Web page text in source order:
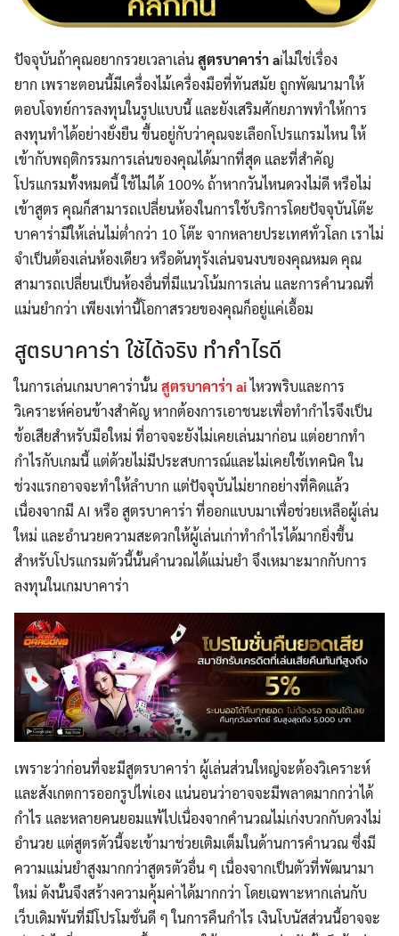
ปัจจุบันถ้าคุณอยากรวยเวลาเล่นสูตรบาคาร่า aiไม่ใช่เรื่อง
ยาก เพราะตอนนี้มีเครื่องไม้เครื่องมือที่ทันสมัย ถูกพัฒนามาให้
ตอบโจทย์การลงทุนในรูปแบบนี้ และยังเสริมศักยภาพทำให้การ
ลงทุนทำได้อย่างยั่งยืน ขึ้นอยู่กับว่าคุณจะเลือกโปรแกรมไหน ให้
เข้ากับพฤติกรรมการเล่นของคุณได้มากที่สุด และที่สำคัญ
โปรแกรมทั้งหมดนี้ ใช้ไม่ได้ 100% ถ้าหากวันไหนดวงไม่ดี หรือไม่
เข้าสูตร คุณก็สามารถเปลี่ยนห้องในการใช้บริการโดยปัจจุบันโต๊ะ
บาคาร่ามีให้เล่นไม่ต่ำกว่า 10 โต๊ะ จากหลายประเทศทั่วโลก เราไม่
จำเป็นต้องเล่นห้องเดียว หรือดันทุรังเล่นจนงบของคุณหมด คุณ
สามารถเปลี่ยนเป็นห้องอื่นที่มีแนวโน้มการเล่น และการคำนวณที่
แม่นยำกว่า เพียงเท่านี้โอกาสรวยของคุณก็อยู่แค่เอื้อม
สูตรบาคาร่า ใช้ได้จริง ทำกำไรดี
ในการเล่นเกมบาคาร่านั้นสูตรบาคาร่า aiไหวพริบและการ
วิเคราะห์ค่อนข้างสำคัญ หากต้องการเอาชนะเพื่อทำกำไรจึงเป็น
ข้อเสียสำหรับมือใหม่ ที่อาจจะยังไม่เคยเล่นมาก่อน แต่อยากทำ
กำไรกับเกมนี้ แต่ด้วยไม่มีประสบการณ์และไม่เคยใช้เทคนิค ใน
ช่วงแรกอาจจะทำให้ลำบาก แต่ปัจจุบันไม่ยากอย่างที่คิดแล้ว
เนื่องจากมี AI หรือ สูตรบาคาร่า ที่ออกแบบมาเพื่อช่วยเหลือผู้เล่น
ใหม่ และอำนวยความสะดวกให้ผู้เล่นเก่าทำกำไรได้มากยิ่งขึ้น
สำหรับโปรแกรมตัวนี้นั้นคำนวณได้แม่นยำ จึงเหมาะมากกับการ
ลงทุนในเกมบาคาร่า
เพราะว่าก่อนที่จะมีสูตรบาคาร่า ผู้เล่นส่วนใหญ่จะต้องวิเคราะห์
และสังเกตการออกรูปไพ่เอง แน่นอนว่าอาจจะมีพลาดมากกว่าได้
กำไร และหลายคนยอมแพ้ไปเนื่องจากคำนวณไม่เก่งบวกกับดวงไม่
อำนวย แต่สูตรตัวนี้จะเข้ามาช่วยเติมเต็มในด้านการคำนวณ ซึ่งมี
ความแม่นยำสูงมากกว่าสูตรตัวอื่น ๆ เนื่องจากเป็นตัวที่พัฒนามา
ใหม่ ดังนั้นจึงสร้างความคุ้มค่าได้มากกว่า โดยเฉพาะหากเล่นกับ
เว็บเดิมพันที่มีโปรโมชั่นดี ๆ ในการคืนกำไร เงินโบนัสส่วนนี้อาจจะ